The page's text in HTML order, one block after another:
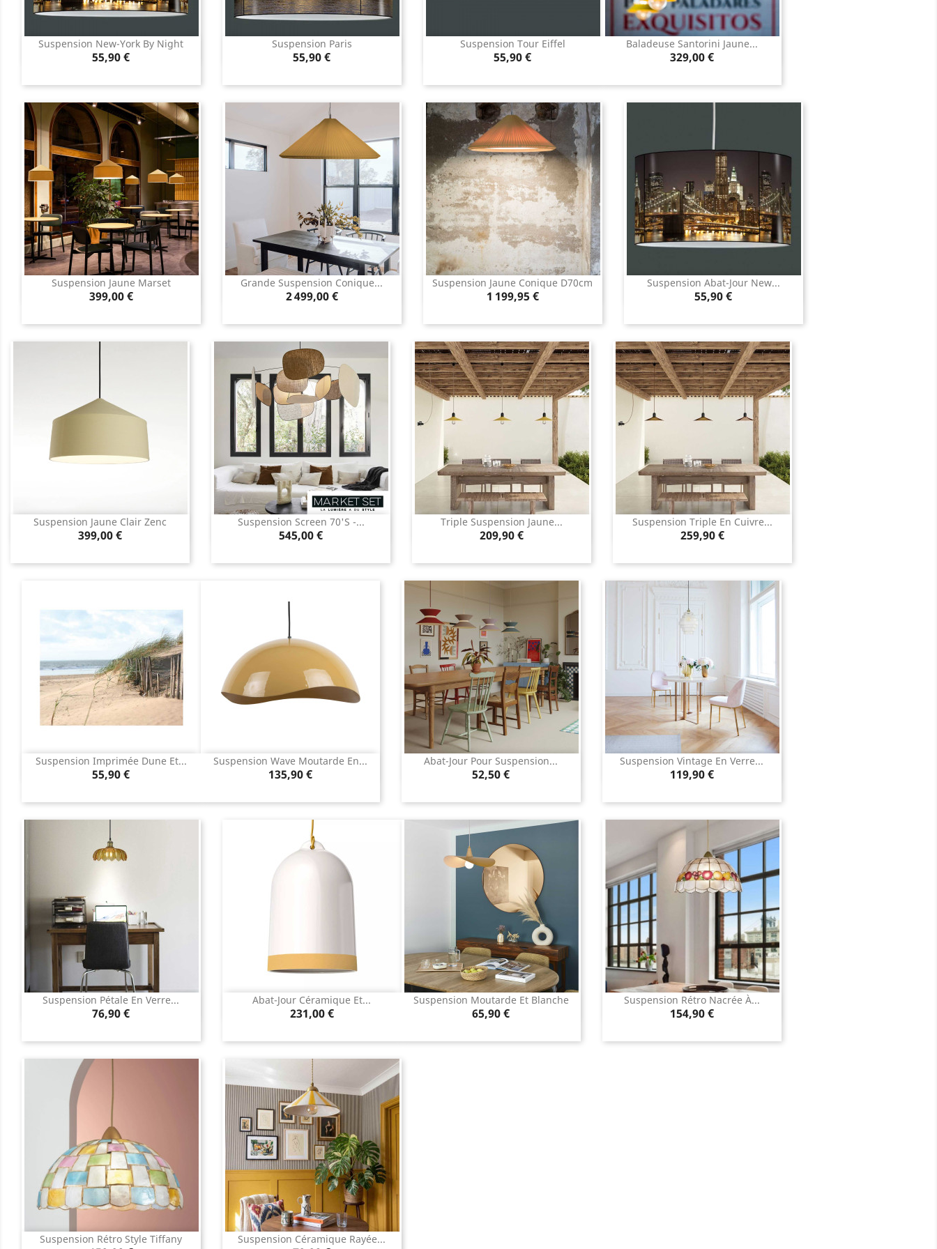
Suspension New-York By Night
Prix
55,90 €
Aperçu rapide Suspension Paris
Prix
55,90 €
Aperçu rapide Suspension Tour Eiffel
Prix
55,90 €
Aperçu rapide Baladeuse Santorini Jaune...
Prix
329,00 €
Aperçu rapide
Suspension Jaune Marset
Prix
399,00 €
Aperçu rapide Grande Suspension Conique...
Prix
2 499,00 €
Aperçu rapide Suspension Jaune Conique D70cm
Prix
1 199,95 €
Aperçu rapide Suspension Abat-Jour New...
Prix
55,90 €
Aperçu rapide
Suspension Jaune Clair Zenc
Prix
399,00 €
Aperçu rapide Suspension Screen 70'S -...
Prix
545,00 €
Aperçu rapide Triple Suspension Jaune...
Prix
209,90 €
Aperçu rapide Suspension Triple En Cuivre...
Prix
259,90 €
Aperçu rapide
Suspension Imprimée Dune Et...
Prix
55,90 €
Aperçu rapide Suspension Wave Moutarde En...
Prix
135,90 €
Aperçu rapide Abat-Jour Pour Suspension...
Prix
52,50 €
Aperçu rapide Suspension Vintage En Verre...
Prix
119,90 €
Aperçu rapide
Suspension Pétale En Verre...
Prix
76,90 €
Aperçu rapide Abat-Jour Céramique Et...
Prix
231,00 €
Aperçu rapide Suspension Moutarde Et Blanche
Prix
65,90 €
Aperçu rapide Suspension Rétro Nacrée À...
Prix
154,90 €
Aperçu rapide
Suspension Rétro Style Tiffany
Aperçu rapide Suspension Céramique Rayée...
Aperçu rapide